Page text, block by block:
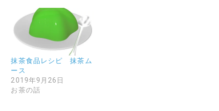
抹茶食品レシピ 抹茶ム
ース
2019年9月26日
お茶の話